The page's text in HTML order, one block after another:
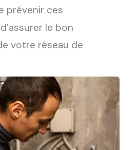
prévenir ces
le bon
votre réseau de